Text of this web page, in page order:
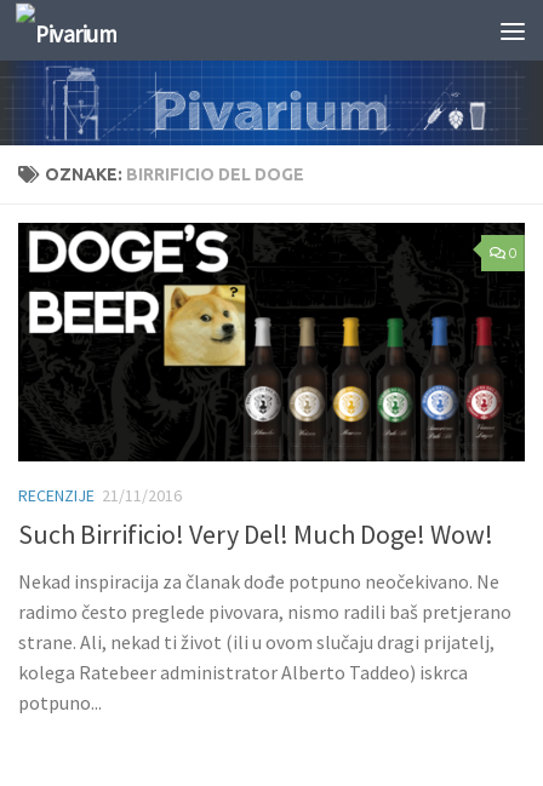
Skip to content
OZNAKE: BIRRIFICIO DEL DOGE
0
RECENZIJE 21/11/2016
Such Birrificio! Very Del! Much Doge! Wow!
Nekad inspiracija za članak dođe potpuno neočekivano. Ne
radimo često preglede pivovara, nismo radili baš pretjerano
strane. Ali, nekad ti život (ili u ovom slučaju dragi prijatelj,
kolega Ratebeer administrator Alberto Taddeo) iskrca
potpuno...